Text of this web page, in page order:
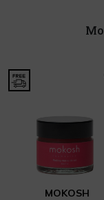
MOKOSH